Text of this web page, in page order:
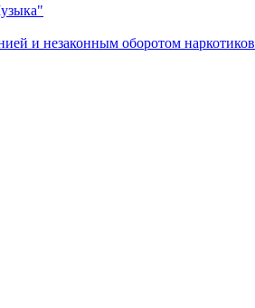
и незаконным оборотом наркотиков